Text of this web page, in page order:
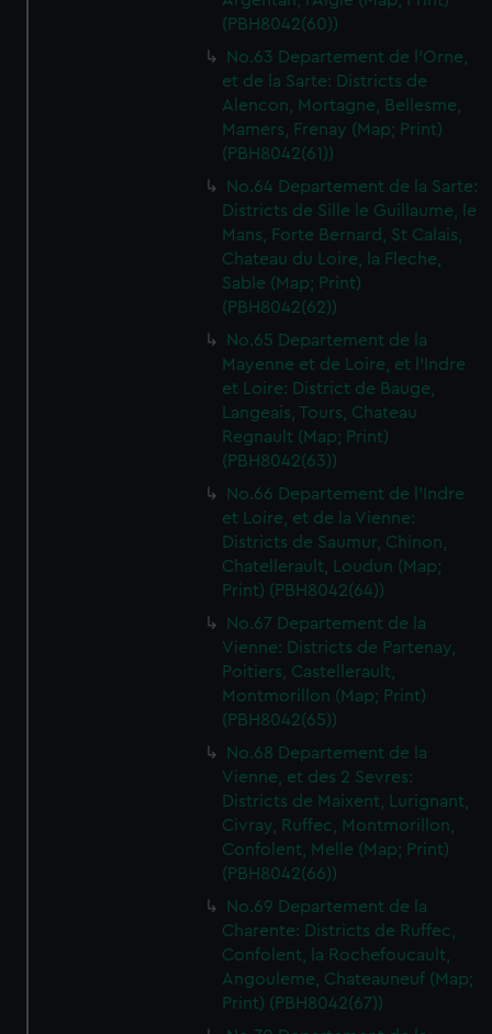
We’d like to use additional cookies to remember your
preferences, understand how our website is used, and to
help us improve it. We may also use cookies to tailor our
marketing to your interests and deliver embedded content
from third-party sources. You can choose to allow all
cookies, change your preferences or opt-out at any time.
(PBH8042(60))
No.63 Departement de l'Orne,
et de la Sarte: Districts de
Alencon, Mortagne, Bellesme,
Mamers, Frenay (Map; Print)
(PBH8042(61))
No.64 Departement de la Sarte:
Districts de Sille le Guillaume, le
Mans, Forte Bernard, St Calais,
Chateau du Loire, la Fleche,
Sable (Map; Print)
(PBH8042(62))
No.65 Departement de la
Mayenne et de Loire, et l'Indre
et Loire: District de Bauge,
Langeais, Tours, Chateau
Regnault (Map; Print)
(PBH8042(63))
No.66 Departement de l'Indre
et Loire, et de la Vienne:
Districts de Saumur, Chinon,
Chatellerault, Loudun (Map;
Print) (PBH8042(64))
No.67 Departement de la
Vienne: Districts de Partenay,
Poitiers, Castellerault,
Montmorillon (Map; Print)
(PBH8042(65))
No.68 Departement de la
Vienne, et des 2 Sevres:
Districts de Maixent, Lurignant,
Civray, Ruffec, Montmorillon,
Confolent, Melle (Map; Print)
(PBH8042(66))
No.69 Departement de la
Charente: Districts de Ruffec,
Confolent, la Rochefoucault,
Angouleme, Chateauneuf (Map;
Print) (PBH8042(67))